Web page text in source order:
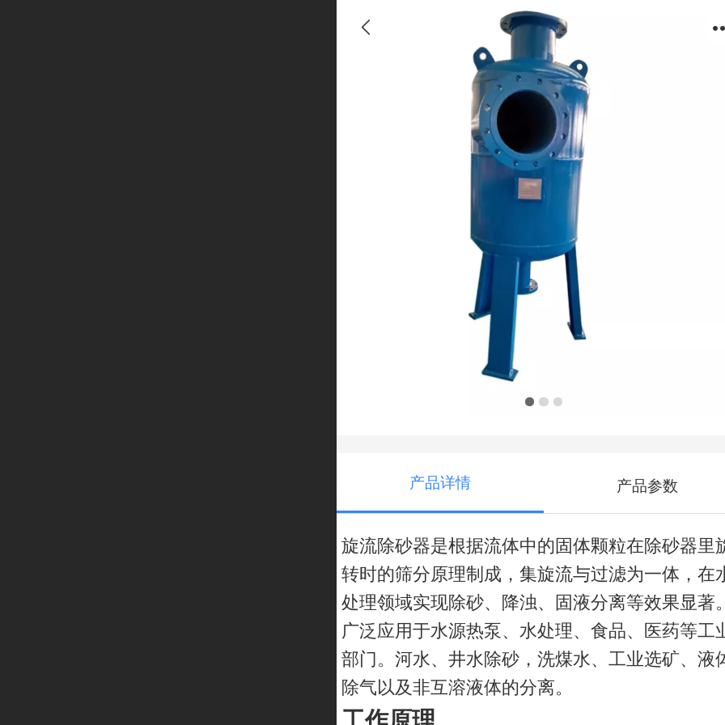
产品详情 产品参数
旋流除砂器是根据流体中的固体颗粒在除砂器里
转时的筛分原理制成，集旋流与过滤为一体，在
处理领域实现除砂、降浊、固液分离等效果显著。
广泛应用于水源热泵、水处理、食品、医药等工
部门。河水、井水除砂，洗煤水、工业选矿、液
除气以及非互溶液体的分离。